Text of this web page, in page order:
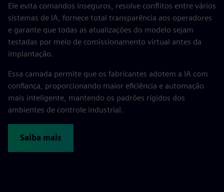
Ele evita comandos inseguros, resolve conflitos entre vários
sistemas de IA, fornece total transparência aos operadores
e garante que todas as atualizações do modelo sejam
testadas por meio de comissionamento virtual antes da
implantação.
Essa camada permite que os fabricantes adotem a IA com
confiança, proporcionando maior eficiência e automação
mais inteligente, mantendo os padrões rígidos dos
ambientes de controle industrial.
Saiba mais